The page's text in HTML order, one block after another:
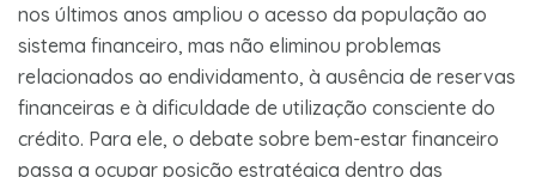
nos últimos anos ampliou o acesso da população ao
sistema financeiro, mas não eliminou problemas
relacionados ao endividamento, à ausência de reservas
financeiras e à dificuldade de utilização consciente do
crédito. Para ele, o debate sobre bem-estar financeiro
passa a ocupar posição estratégica dentro das